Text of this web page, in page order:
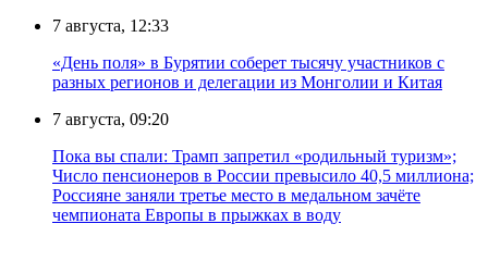
7 августа, 12:33
«День поля» в Бурятии соберет тысячу участников с
разных регионов и делегации из Монголии и Китая
7 августа, 09:20
Пока вы спали: Трамп запретил «родильный туризм»;
Число пенсионеров в России превысило 40,5 миллиона;
Россияне заняли третье место в медальном зачёте
чемпионата Европы в прыжках в воду